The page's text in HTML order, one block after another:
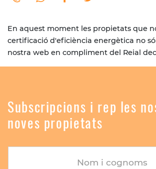
En aquest moment les propietats que
certificació d'eficiència energètica no
nostra web en compliment del Reial
Subscripcions i rep les
noves propietats
Nom i cognoms